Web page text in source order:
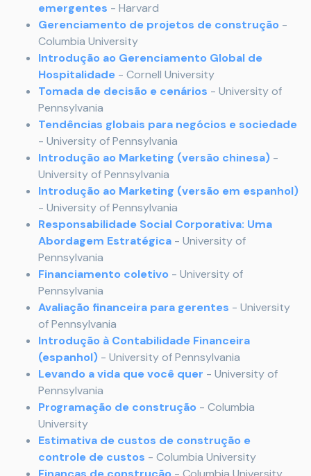
emergentes - Harvard
Gerenciamento de projetos de construção -
Columbia University
Introdução ao Gerenciamento Global de
Hospitalidade - Cornell University
Tomada de decisão e cenários - University of
Pennsylvania
Tendências globais para negócios e sociedade
- University of Pennsylvania
Introdução ao Marketing (versão chinesa) -
University of Pennsylvania
Introdução ao Marketing (versão em espanhol)
- University of Pennsylvania
Responsabilidade Social Corporativa: Uma
Abordagem Estratégica - University of
Pennsylvania
Financiamento coletivo - University of
Pennsylvania
Avaliação financeira para gerentes - University
of Pennsylvania
Introdução à Contabilidade Financeira
(espanhol) - University of Pennsylvania
Levando a vida que você quer - University of
Pennsylvania
Programação de construção - Columbia
University
Estimativa de custos de construção e
controle de custos - Columbia University